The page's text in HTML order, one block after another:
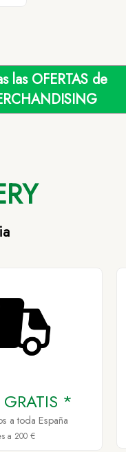
las OFERTAS de
*
a toda España
a 200 €